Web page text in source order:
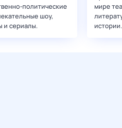
политические
шоу,
и сериалы.
мире
истории.